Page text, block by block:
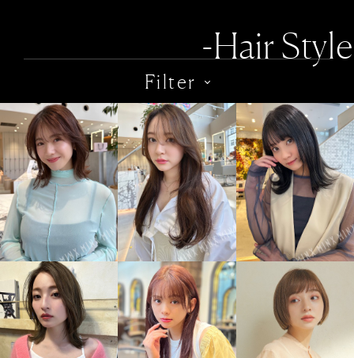
-Hair Style
Filter